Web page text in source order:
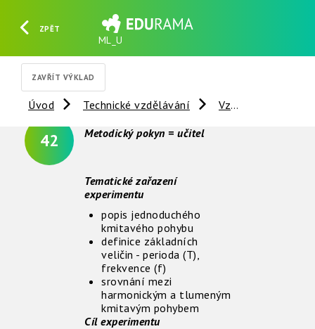
ZPĚT
ML_U
ZAVŘÍT VÝKLAD
Úvod Technické vzdělávání Vzdálené experimenty
42 Metodický pokyn = učitel
Tematické zařazení
experimentu
popis jednoduchého
kmitavého pohybu
definice základních
veličin - perioda (T),
frekvence (f)
srovnání mezi
harmonickým a tlumeným
kmitavým pohybem
Cíl experimentu